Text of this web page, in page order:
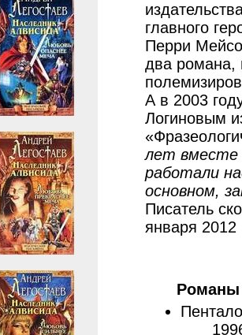
главного
Перри
два романа,
А в 2003
Логиновым
лет вместе
работали
основном,
Писатель
января 2012
Романы